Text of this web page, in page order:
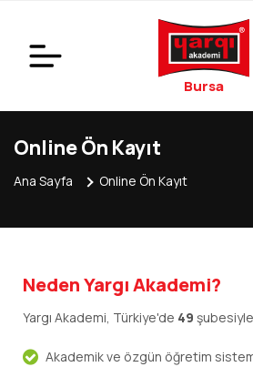
Bursa
Online Ön Kayıt
Ana Sayfa Online Ön Kayıt
Neden Yargı Akademi?
Yargı Akademi, Türkiye'de 49
Akademik ve özgün öğretim